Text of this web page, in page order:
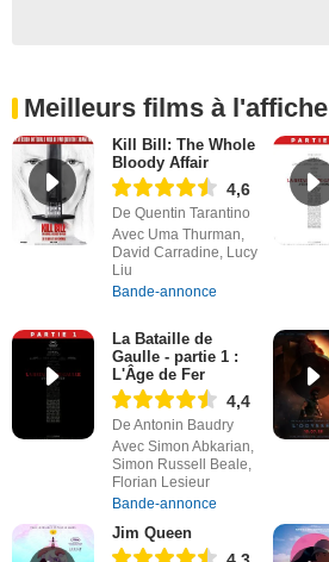
Meilleurs films à l'affiche
Kill Bill: The Whole
Bloody Affair
4,6
De Quentin Tarantino
Avec Uma Thurman,
David Carradine, Lucy
Liu
Bande-annonce
La Bataille de
Gaulle - partie 1 :
L'Âge de Fer
4,4
De Antonin Baudry
Avec Simon Abkarian,
Simon Russell Beale,
Florian Lesieur
Bande-annonce
Jim Queen